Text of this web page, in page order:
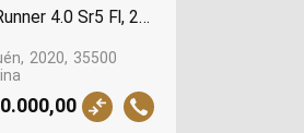
4.0 Sr5 Fl, 2020
2020
35500